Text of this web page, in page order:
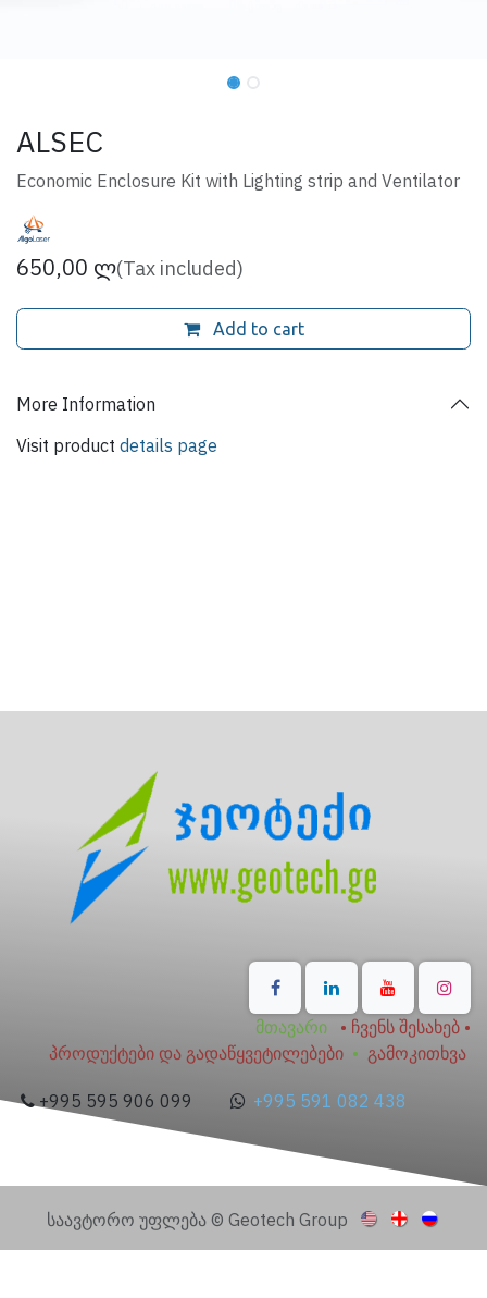
ALSEC
Economic Enclosure Kit with Lighting strip and Ventilator
650,00 ლ(Tax included)
Add to cart
More Information
Visit product details page
მთავარი • ჩვენს შესახებ •
პროდუქტები და გადაწყვეტილებები • გამოკითხვა
+995 595 906 099 +995 591 082 438
საავტორო უფლება © Geotech Group